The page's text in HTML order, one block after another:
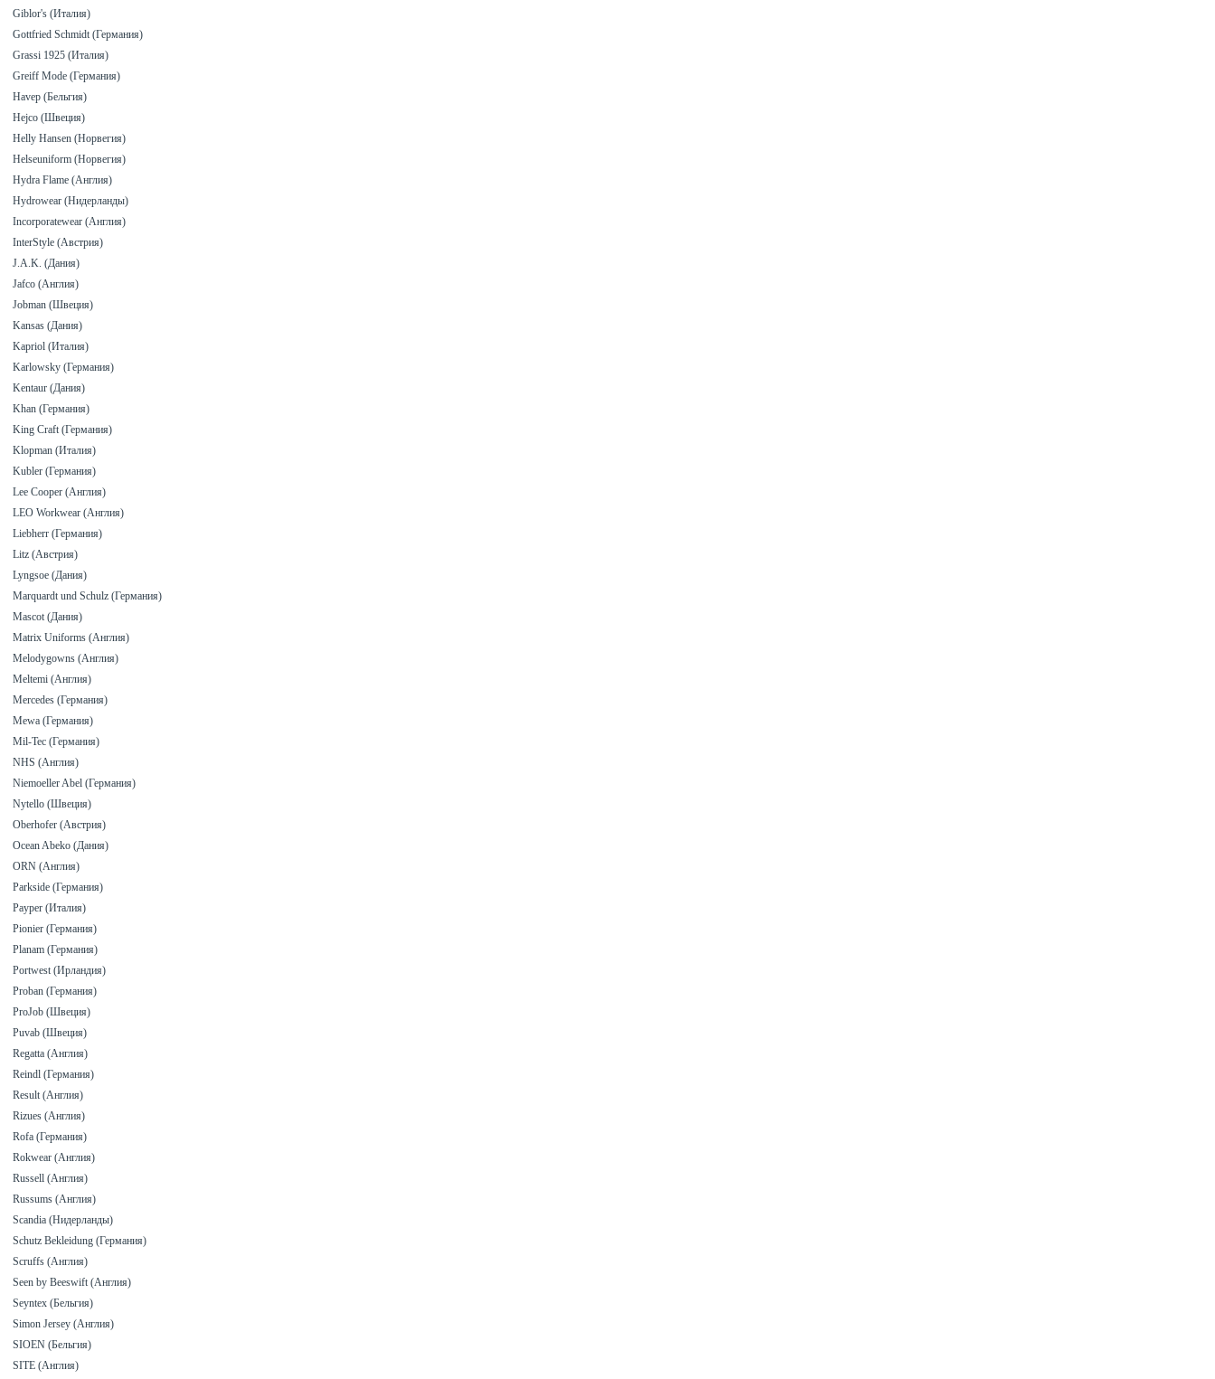
Giblor's (Италия)
Gottfried Schmidt (Германия)
Grassi 1925 (Италия)
Greiff Mode (Германия)
Havep (Бельгия)
Hejco (Швеция)
Helly Hansen (Норвегия)
Helseuniform (Норвегия)
Hydra Flame (Англия)
Hydrowear (Нидерланды)
Incorporatewear (Англия)
InterStyle (Австрия)
J.A.K. (Дания)
Jafco (Англия)
Jobman (Швеция)
Kansas (Дания)
Kapriol (Италия)
Karlowsky (Германия)
Kentaur (Дания)
Khan (Германия)
King Craft (Германия)
Klopman (Италия)
Kubler (Германия)
Lee Cooper (Англия)
LEO Workwear (Англия)
Liebherr (Германия)
Litz (Австрия)
Lyngsoe (Дания)
Marquardt und Schulz (Германия)
Mascot (Дания)
Matrix Uniforms (Англия)
Melodygowns (Англия)
Meltemi (Англия)
Mercedes (Германия)
Mewa (Германия)
Mil-Tec (Германия)
NHS (Англия)
Niemoeller Abel (Германия)
Nytello (Швеция)
Oberhofer (Австрия)
Ocean Abeko (Дания)
ORN (Англия)
Parkside (Германия)
Payper (Италия)
Pionier (Германия)
Planam (Германия)
Portwest (Ирландия)
Proban (Германия)
ProJob (Швеция)
Puvab (Швеция)
Regatta (Англия)
Reindl (Германия)
Result (Англия)
Rizues (Англия)
Rofa (Германия)
Rokwear (Англия)
Russell (Англия)
Russums (Англия)
Scandia (Нидерланды)
Schutz Bekleidung (Германия)
Scruffs (Англия)
Seen by Beeswift (Англия)
Seyntex (Бельгия)
Simon Jersey (Англия)
SIOEN (Бельгия)
SITE (Англия)